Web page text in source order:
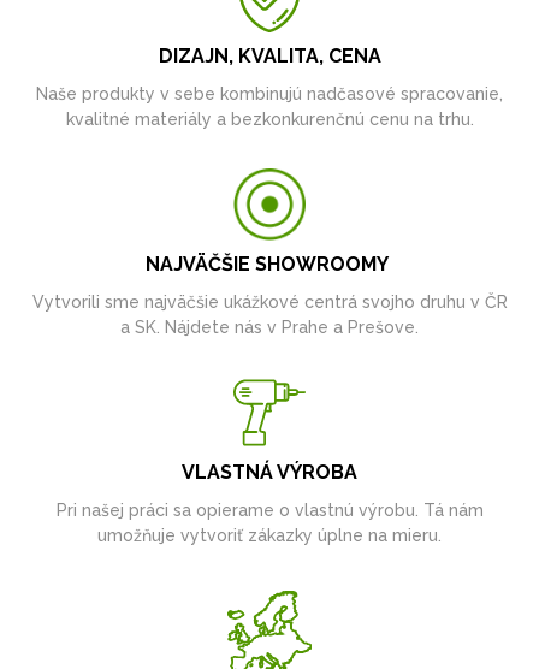
DIZAJN, KVALITA, CENA
Naše produkty v sebe kombinujú nadčasové spracovanie,
kvalitné materiály a bezkonkurenčnú cenu na trhu.
NAJVÄČŠIE SHOWROOMY
Vytvorili sme najväčšie ukážkové centrá svojho druhu v ČR
a SK. Nájdete nás v Prahe a Prešove.
VLASTNÁ VÝROBA
Pri našej práci sa opierame o vlastnú výrobu. Tá nám
umožňuje vytvoriť zákazky úplne na mieru.